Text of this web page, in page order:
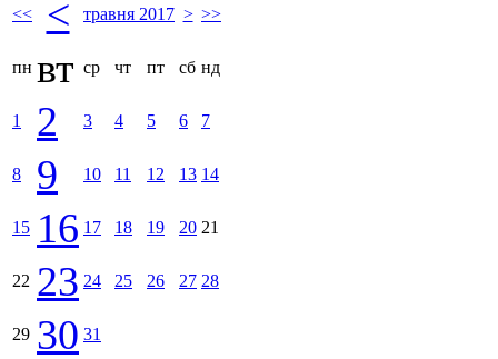
<< < травня 2017 > >>
пн вт ср чт пт сб нд
1 2 3 4 5 6 7
8 9 10 11 12 13 14
15 16 17 18 19 20 21
22 23 24 25 26 27 28
29 30 31